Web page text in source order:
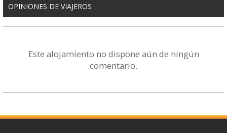
OPINIONES DE VIAJEROS
Este alojamiento no dispone aún de ningún
comentario.